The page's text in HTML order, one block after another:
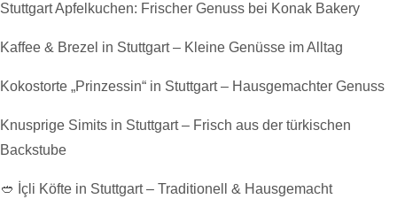
Stuttgart Apfelkuchen: Frischer Genuss bei Konak Bakery
Kaffee & Brezel in Stuttgart – Kleine Genüsse im Alltag
Kokostorte „Prinzessin“ in Stuttgart – Hausgemachter Genuss
Knusprige Simits in Stuttgart – Frisch aus der türkischen
Backstube
🥙 İçli Köfte in Stuttgart – Traditionell & Hausgemacht